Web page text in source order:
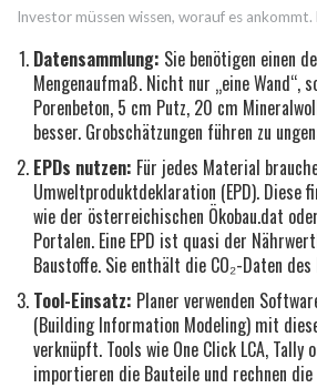
Investor müssen wissen, worauf es
Datensammlung: Sie benötigen einen
Mengenaufmaß. Nicht nur „eine Wand“,
Porenbeton, 5 cm Putz, 20 cm
besser. Grobschätzungen führen zu
EPDs nutzen: Für jedes Material
Umweltproduktdeklaration (EPD). Diese
wie der österreichischen Ökobau.dat
Portalen. Eine EPD ist quasi der
Baustoffe. Sie enthält die CO₂-Daten
Tool-Einsatz: Planer verwenden
(Building Information Modeling) mit
verknüpft. Tools wie One Click LCA, Tally
importieren die Bauteile und rechnen die